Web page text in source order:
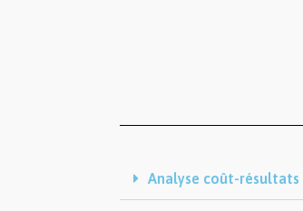
Analyse coût-résultats